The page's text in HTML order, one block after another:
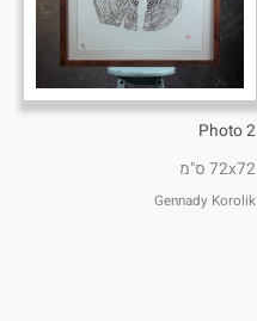
Photo 2
72x72 ס"מ
Gennady Korolik